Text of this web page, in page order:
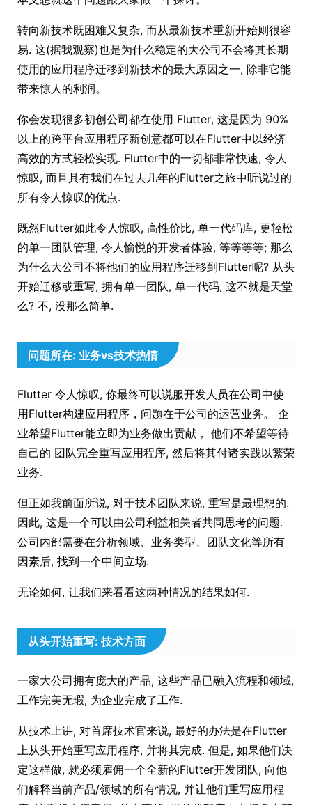
转向新技术既困难又复杂, 而从最新技术重新开始则很容
易. 这(据我观察)也是为什么稳定的大公司不会将其长期
使用的应用程序迁移到新技术的最大原因之一, 除非它能
带来惊人的利润。
你会发现很多初创公司都在使用 Flutter, 这是因为 90%
以上的跨平台应用程序新创意都可以在Flutter中以经济
高效的方式轻松实现. Flutter中的一切都非常快速, 令人
惊叹, 而且具有我们在过去几年的Flutter之旅中听说过的
所有令人惊叹的优点.
既然Flutter如此令人惊叹, 高性价比, 单一代码库, 更轻松
的单一团队管理, 令人愉悦的开发者体验, 等等等等; 那么
为什么大公司不将他们的应用程序迁移到Flutter呢? 从头
开始迁移或重写, 拥有单一团队, 单一代码, 这不就是天堂
么? 不, 没那么简单.
问题所在: 业务vs技术热情
Flutter 令人惊叹, 你最终可以说服开发人员在公司中使
用Flutter构建应用程序，问题在于公司的运营业务。 企
业希望Flutter能立即为业务做出贡献， 他们不希望等待
自己的 团队完全重写应用程序, 然后将其付诸实践以繁荣
业务.
但正如我前面所说, 对于技术团队来说, 重写是最理想的.
因此, 这是一个可以由公司利益相关者共同思考的问题.
公司内部需要在分析领域、业务类型、团队文化等所有
因素后, 找到一个中间立场.
无论如何, 让我们来看看这两种情况的结果如何.
从头开始重写: 技术方面
一家大公司拥有庞大的产品, 这些产品已融入流程和领域,
工作完美无瑕, 为企业完成了工作.
从技术上讲, 对首席技术官来说, 最好的办法是在Flutter
上从头开始重写应用程序, 并将其完成. 但是, 如果他们决
定这样做, 就必须雇佣一个全新的Flutter开发团队, 向他
们解释当前产品/领域的所有情况, 并让他们重写应用程